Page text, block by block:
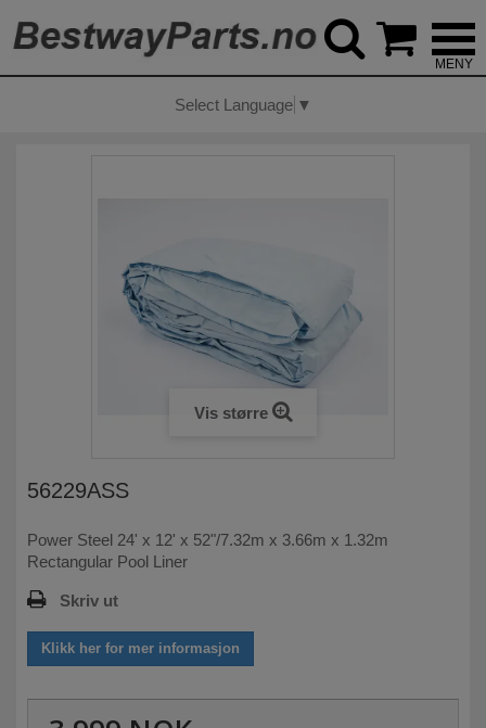
Select Language ▼
Vis større
56229ASS
Power Steel 24' x 12' x 52"/7.32m x 3.66m x 1.32m
Rectangular Pool Liner
Skriv ut
Klikk her for mer informasjon
 